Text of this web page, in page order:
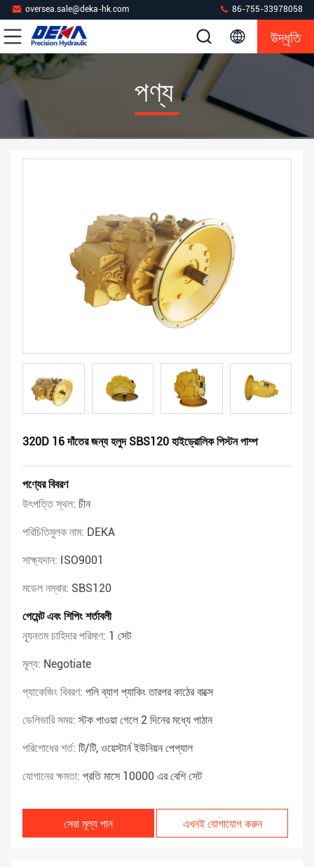
oversea.sale@deka-hk.com 86-755-33978058
উদ্ধৃতি
পণ্য
320D 16 দাঁতের জন্য হলুদ SBS120 হাইড্রোলিক পিস্টন পাম্প
পণ্যের বিবরণ
উৎপত্তি স্থল: চীন
পরিচিতিমুলক নাম: DEKA
সাক্ষ্যদান: ISO9001
মডেল নম্বার: SBS120
পেমেন্ট এবং শিপিং শর্তাবলী
ন্যূনতম চাহিদার পরিমাণ: 1 সেট
মূল্য: Negotiate
প্যাকেজিং বিবরণ: পলি ব্যাগ প্যাকিং তারপর কাঠের বাক্সে
ডেলিভারি সময়:স্টক পাওয়া গেলে 2 দিনের মধ্যে পাঠান
পরিশোধের শর্ত: টি/টি, ওয়েস্টার্ন ইউনিয়ন পেপ্যাল
যোগানের ক্ষমতা: প্রতি মাসে 10000 এর বেশি সেট
সেরা মূল্য পান এখনই যোগাযোগ করুন